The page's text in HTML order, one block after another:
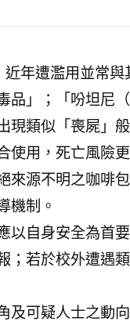
年遭濫用並常
品」；「吩坦尼
現類似「喪屍」
使用，死亡風險
來源不明之咖啡
機制。
以自身安全為首
；若於校外遭遇
及可疑人士之動